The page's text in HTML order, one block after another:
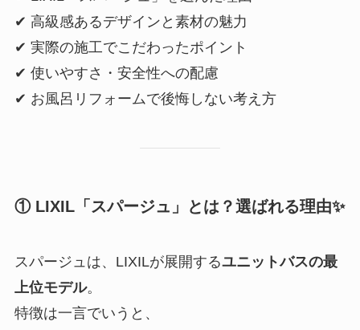
✔ 高級感あるデザインと素材の魅力
✔ 実際の施工でこだわったポイント
✔ 使いやすさ・安全性への配慮
✔ お風呂リフォームで後悔しない考え方
① LIXIL「スパージュ」とは？選ばれる理由✨
スパージュは、LIXILが展開するユニットバスの最
上位モデル。
特徴は一言でいうと、